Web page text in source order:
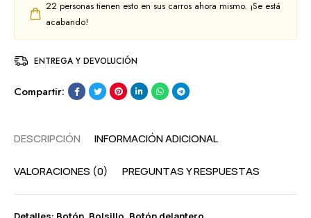
22 personas tienen esto en sus carros ahora mismo. ¡Se está
acabando!
ENTREGA Y DEVOLUCIÓN
Compartir:
DESCRIPCIÓN INFORMACIÓN ADICIONAL
VALORACIONES (0) PREGUNTAS Y RESPUESTAS